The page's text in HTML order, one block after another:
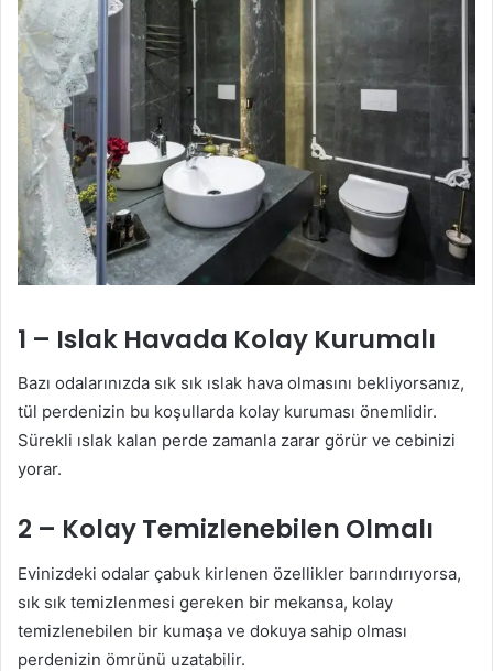
1 – Islak Havada Kolay Kurumalı
Bazı odalarınızda sık sık ıslak hava olmasını bekliyorsanız,
tül perdenizin bu koşullarda kolay kuruması önemlidir.
Sürekli ıslak kalan perde zamanla zarar görür ve cebinizi
yorar.
2 – Kolay Temizlenebilen Olmalı
Evinizdeki odalar çabuk kirlenen özellikler barındırıyorsa,
sık sık temizlenmesi gereken bir mekansa, kolay
temizlenebilen bir kumaşa ve dokuya sahip olması
perdenizin ömrünü uzatabilir.